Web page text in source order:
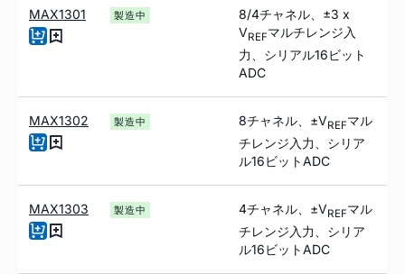
MAX1301 製造中
8/4チャネル、±3 x
VREFマルチレンジ入
力、シリアル16ビット
ADC
MAX1302 製造中 8チャネル、±VREFマル
チレンジ入力、シリア
ル16ビットADC
MAX1303 製造中 4チャネル、±VREFマル
チレンジ入力、シリア
ル16ビットADC